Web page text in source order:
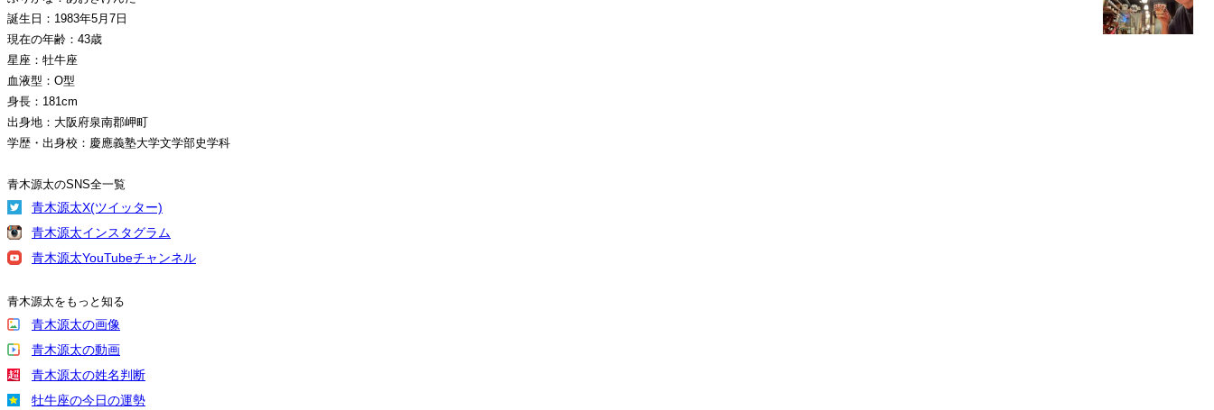
誕生日：1983年5月7日
現在の年齢：43歳
星座：牡牛座
血液型：O型
身長：181cm
出身地：大阪府泉南郡岬町
学歴・出身校：慶應義塾大学文学部史学科
青木源太のSNS全一覧
青木源太X(ツイッター)
青木源太インスタグラム
青木源太YouTubeチャンネル
青木源太をもっと知る
青木源太の画像
青木源太の動画
青木源太の姓名判断
牡牛座の今日の運勢